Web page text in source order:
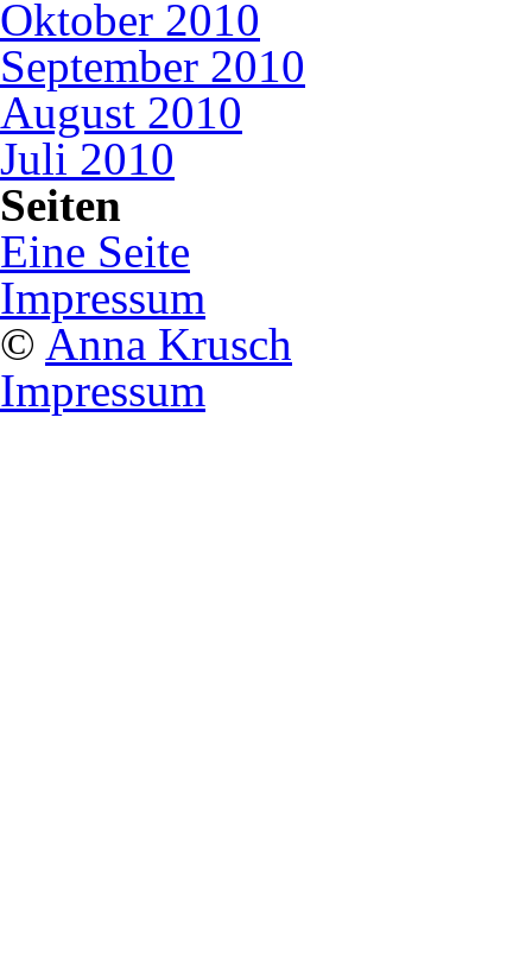
Oktober 2010
September 2010
August 2010
Juli 2010
Seiten
Eine Seite
Impressum
© Anna Krusch
Impressum